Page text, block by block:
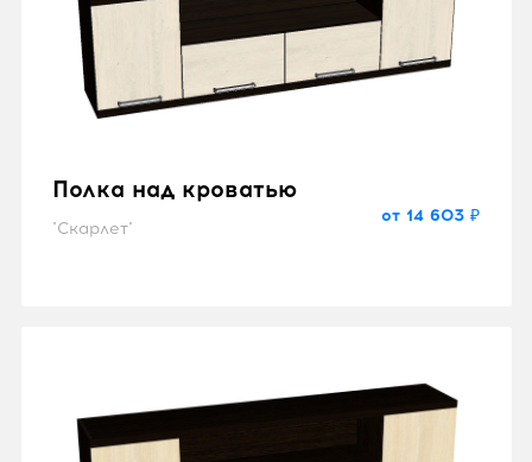
Полка над кроватью
"Скарлет"
от 14 603 ₽